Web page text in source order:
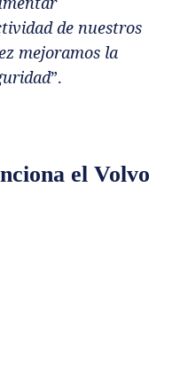
de nuestros
mejoramos la
”.
el Volvo